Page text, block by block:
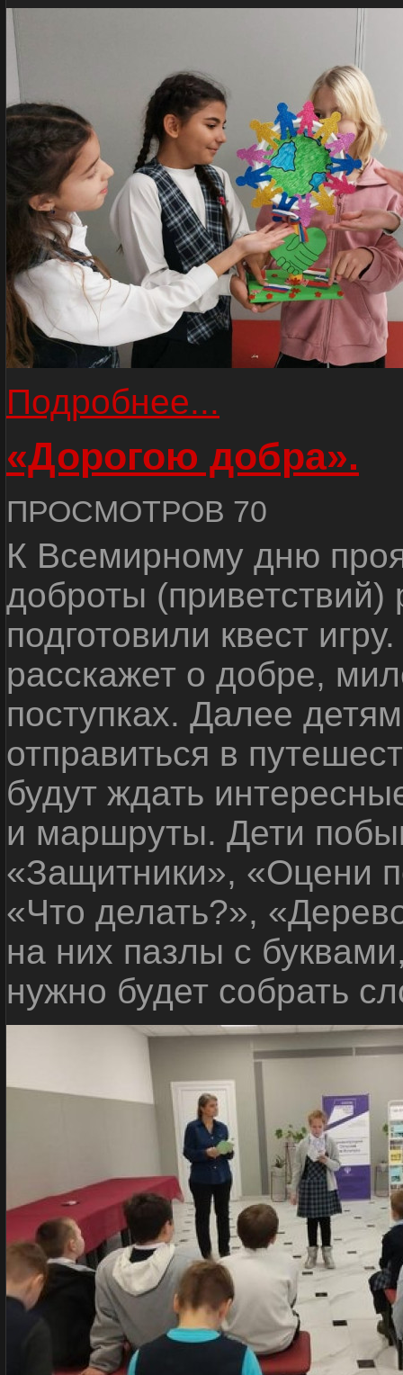
Подробнее...
«Дорогою добра».
ПРОСМОТРОВ 70
К Всемирному дню
доброты (приветствий)
подготовили квест
расскажет о добре,
поступках. Далее
отправиться в
будут ждать
и маршруты. Дети
«Защитники», «Оцени
«Что делать?»,
на них пазлы с
нужно будет собрать